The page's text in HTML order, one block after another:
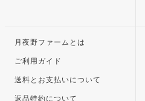
月夜野ファームとは
ご利用ガイド
送料とお支払いについて
返品特約について